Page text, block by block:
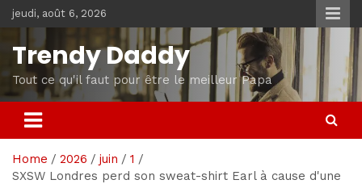
Skip
to
content
jeudi, août 6, 2026
Trendy Daddy
Tout ce qu'il faut pour être le meilleur Papa
Home 2026 juin
1
SXSW Londres perd son sweat-shirt Earl à cause d'une